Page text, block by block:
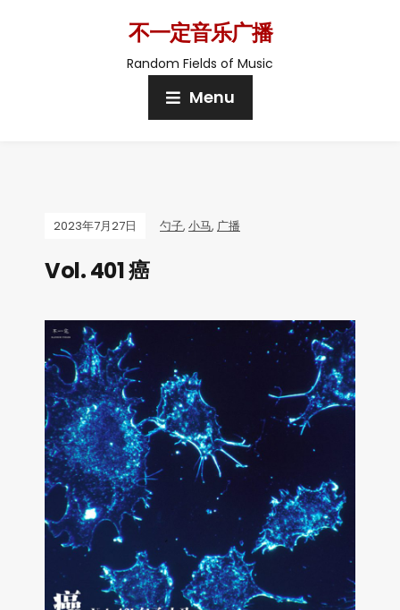
不一定音乐广播
Random Fields of Music
Menu
2023年7月27日 勺子, 小马, 广播
Vol. 401 癌